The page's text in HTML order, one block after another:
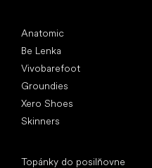
Anatomic
Be Lenka
Vivobarefoot
Groundies
Xero Shoes
Skinners
Topánky do posilňovne